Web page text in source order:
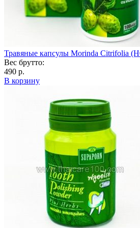
Травяные капсулы Morinda Citrifolia
Вес брутто:
490 р.
В корзину